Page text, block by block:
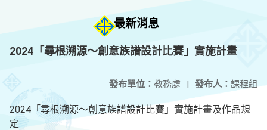
最新消息
2024「尋根溯源～創意族譜設計比賽」實施計畫
發布人： 課程組
發布單位： 教務處 |
2024「尋根溯源～創意族譜設計比賽」實施計畫及作品規
定